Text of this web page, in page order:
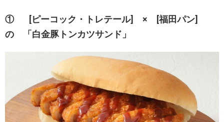
①
[ピーコック・トレテール] × [福田パン]
の 「白金豚トンカツサンド」